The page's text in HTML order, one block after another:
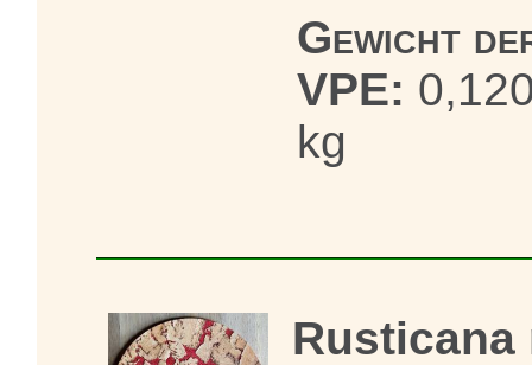
Gewicht
VPE:
kg
Rusticana